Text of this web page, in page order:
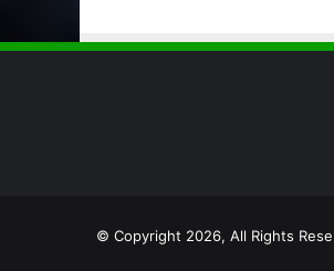
© Copyright 2026, All Rights